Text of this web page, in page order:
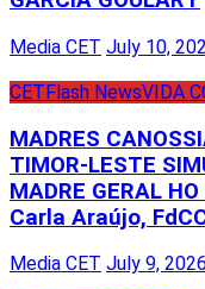
Media CET July 10,
CETFlash NewsVIDA
MADRES
TIMOR-LESTE
MADRE GERAL
Carla Araújo,
Media CET July 9, 2026